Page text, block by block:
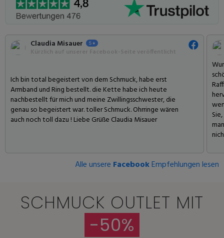
Claudia Misauer
Ich bin total begeistert von dem Schmuck, habe erst
Armband und Ring bestellt. die Kette habe ich heute
nachbestellt für mich und meine Zwillingsschwester, die
genau so begeistert war. toller Schmuck. Ohrringe wären
auch noch toll dazu ! Liebe Grüße Claudia Misauer
Alle unsere FacebookEmpfehlungen lesen
SCHMUCK OUTLET MIT
-50%